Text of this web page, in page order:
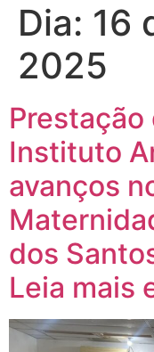
Dia: 16
2025
Instituto
avanços
dos
Leia mais